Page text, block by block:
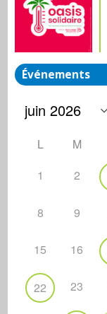
Événements
L M
1
2
8 9
15 16
22 23